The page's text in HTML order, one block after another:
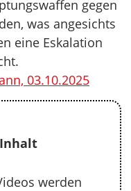
gegen
was angesichts
eine Eskalation
03.10.2025
werden